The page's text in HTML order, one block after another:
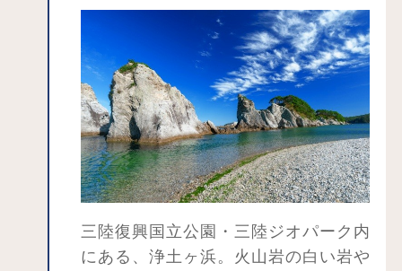
館同時開催。会場：湯守ホテル大観・
ホテル紫苑・愛真館 時間：20時15分
～20時45分
三陸復興国立公園・三陸ジオパーク内
にある、浄土ヶ浜。火山岩の白い岩や